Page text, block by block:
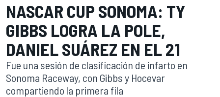
NASCAR CUP SONOMA: TY
GIBBS LOGRA LA POLE,
DANIEL SUÁREZ EN EL 21
Fue una sesión de clasificación de infarto en
Sonoma Raceway, con Gibbs y Hocevar
compartiendo la primera fila